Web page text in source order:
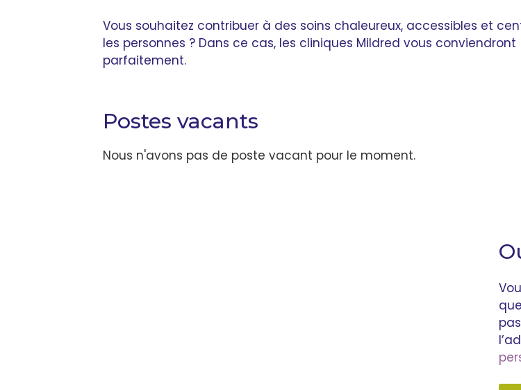
Vous souhaitez contribuer à des soins chaleureux, accessibles et
les personnes ? Dans ce cas, les cliniques Mildred vous conviendront
parfaitement.
Postes vacants
Nous n'avons pas de poste vacant pour le moment.